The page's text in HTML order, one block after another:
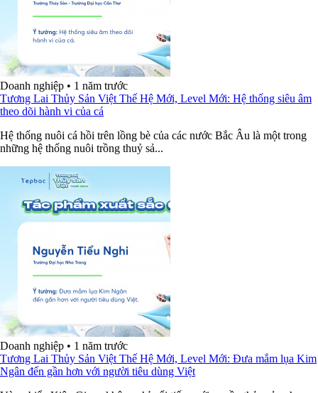
Doanh nghiệp • 1 năm trước
Tương Lai Thủy Sản Việt Thế Hệ Mới, Level Mới: Hệ thống siêu âm
theo dõi hành vi của cá
Hệ thống nuôi cá hồi trên lồng bè của các nước Bắc Âu là một trong
những hệ thống nuôi trồng thuỷ sả...
Doanh nghiệp • 1 năm trước
Tương Lai Thủy Sản Việt Thế Hệ Mới, Level Mới: Đưa mắm lụa Kim
Ngân đến gần hơn với người tiêu dùng Việt